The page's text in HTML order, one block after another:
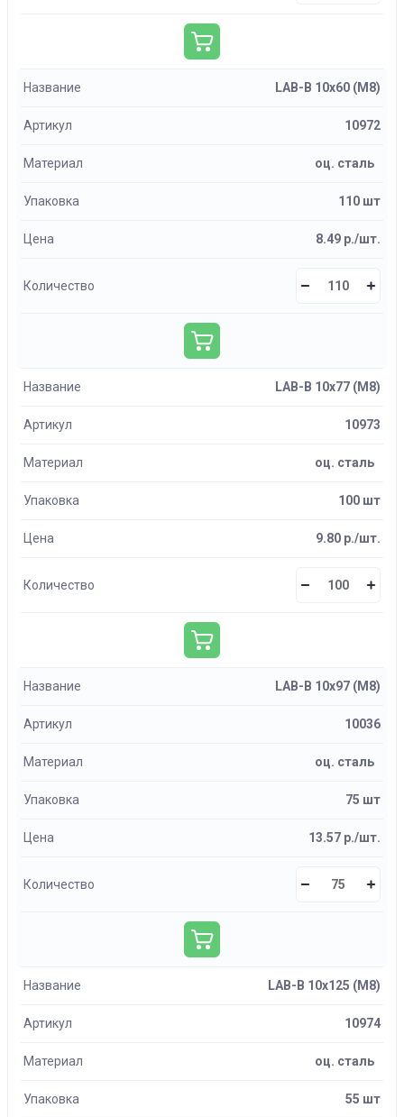
Название LAB-B 10х60 (М8)
Артикул 10972
Материал оц. сталь
Упаковка 110 шт
Цена 8.49 р./шт.
Количество
Название LAB-B 10х77 (М8)
Артикул 10973
Материал оц. сталь
Упаковка 100 шт
Цена 9.80 р./шт.
Количество
Название LAB-B 10х97 (М8)
Артикул 10036
Материал оц. сталь
Упаковка 75 шт
Цена 13.57 р./шт.
Количество
Название LAB-B 10х125 (М8)
Артикул 10974
Материал оц. сталь
Упаковка 55 шт